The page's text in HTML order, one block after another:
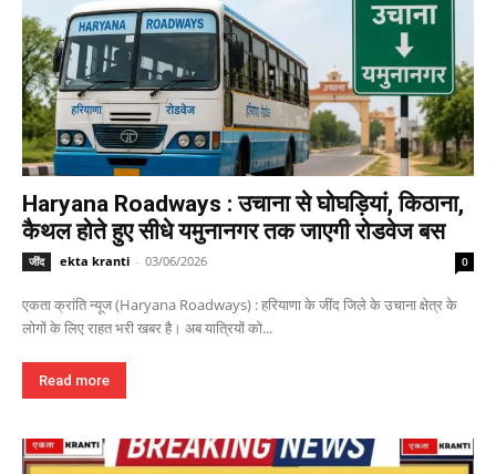
Haryana Roadways : उचाना से घोघड़ियां, किठाना,
कैथल होते हुए सीधे यमुनानगर तक जाएगी रोडवेज बस
जींद ekta kranti - 03/06/2026 0
एकता क्रांति न्यूज (Haryana Roadways) : हरियाणा के जींद जिले के उचाना क्षेत्र के
लोगों के लिए राहत भरी खबर है। अब यात्रियों को...
Read more